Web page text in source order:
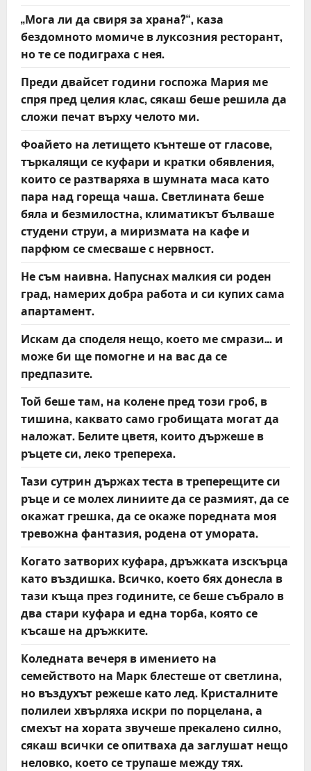
„Мога ли да свиря за храна?“, каза
бездомното момиче в луксозния ресторант,
но те се подиграха с нея.
Преди двайсет години госпожа Мария ме
спря пред целия клас, сякаш беше решила да
сложи печат върху челото ми.
Фоайето на летището кънтеше от гласове,
търкалящи се куфари и кратки обявления,
които се разтваряха в шумната маса като
пара над гореща чаша. Светлината беше
бяла и безмилостна, климатикът бълваше
студени струи, а миризмата на кафе и
парфюм се смесваше с нервност.
Не съм наивна. Напуснах малкия си роден
град, намерих добра работа и си купих сама
апартамент.
Искам да споделя нещо, което ме смрази… и
може би ще помогне и на вас да се
предпазите.
Той беше там, на колене пред този гроб, в
тишина, каквато само гробищата могат да
наложат. Белите цветя, които държеше в
ръцете си, леко трепереха.
Тази сутрин държах теста в треперещите си
ръце и се молех линиите да се размият, да се
окажат грешка, да се окаже поредната моя
тревожна фантазия, родена от умората.
Когато затворих куфара, дръжката изскърца
като въздишка. Всичко, което бях донесла в
тази къща през годините, се беше събрало в
два стари куфара и една торба, която се
късаше на дръжките.
Коледната вечеря в имението на
семейството на Марк блестеше от светлина,
но въздухът режеше като лед. Кристалните
полилеи хвърляха искри по порцелана, а
смехът на хората звучеше прекалено силно,
сякаш всички се опитваха да заглушат нещо
неловко, което се трупаше между тях.